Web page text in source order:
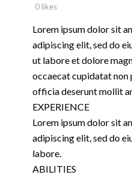
0 likes
Lorem ipsum dolor sit
adipiscing elit, sed do
ut labore et dolore
occaecat cupidatat non
officia deserunt mollit
EXPERIENCE
Lorem ipsum dolor sit
adipiscing elit, sed do
labore.
ABILITIES